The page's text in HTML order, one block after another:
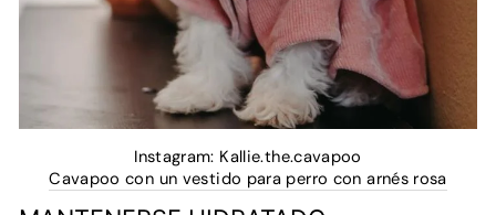
Instagram: Kallie.the.cavapoo
Cavapoo con un vestido para perro con arnés rosa